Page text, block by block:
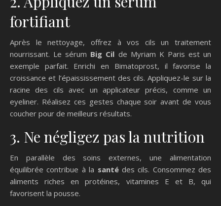
fortifiant
Après le nettoyage, offrez à vos cils un traitement
nourrissant. Le sérum Big Cil de Myriam K Paris est un
exemple parfait. Enrichi en Bimatoprost, il favorise la
croissance et l’épaississement des cils. Appliquez-le sur la
racine des cils avec un applicateur précis, comme un
eyeliner. Réalisez ces gestes chaque soir avant de vous
coucher pour de meilleurs résultats.
3. Ne négligez pas la nutrition
En parallèle des soins externes, une alimentation
équilibrée contribue à la santédes cils. Consommez des
aliments riches en protéines, vitamines E et B, qui
favorisent la pousse.